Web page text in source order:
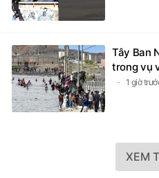
Tây Ban
trong vụ
1 giờ
XEM